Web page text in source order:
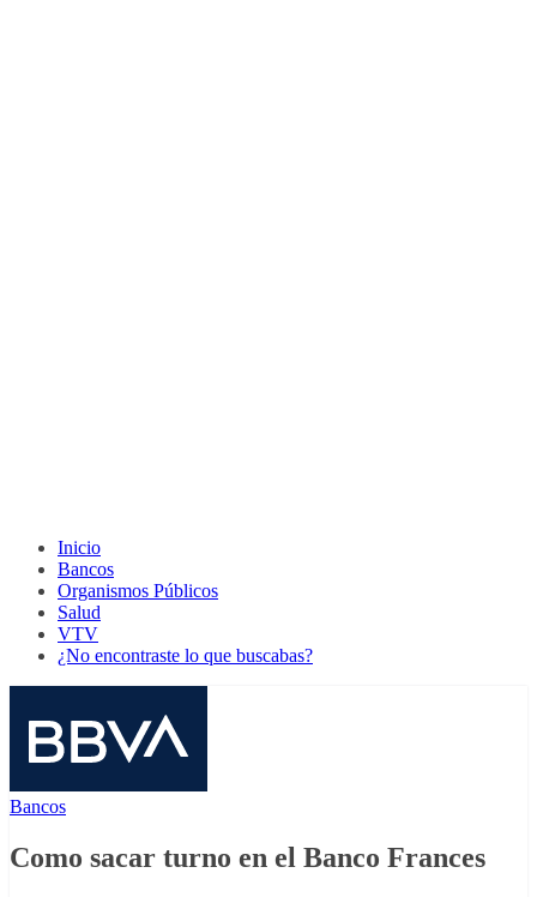
Inicio
Bancos
Organismos Públicos
Salud
VTV
¿No encontraste lo que buscabas?
Bancos
Como sacar turno en el Banco Frances